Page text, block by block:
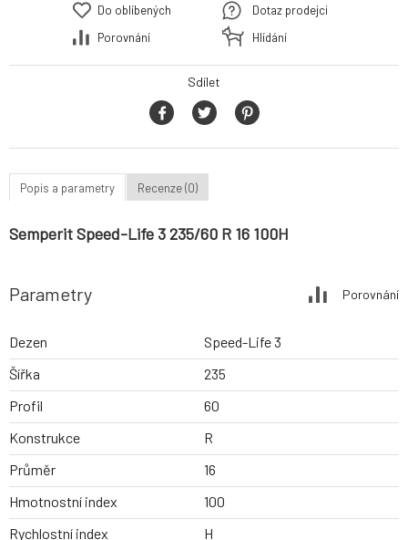
Do oblíbených
Porovnání
Dotaz prodejci
Hlídání
Sdílet
Popis a parametry Recenze (0)
Semperit Speed-Life 3 235/60 R 16 100H
Parametry Porovnání
Dezen
Speed-Life 3
Šířka
235
Profil
60
Konstrukce
R
Průměr
16
Hmotnostní index
100
Rychlostní index
H